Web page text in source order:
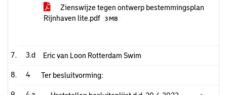
Zienswijze tegen ontwerp bestemmingsplan
Rijnhaven lite.pdf
3 MB
3.d Eric van Loon Rotterdam Swim
4 Ter besluitvorming: